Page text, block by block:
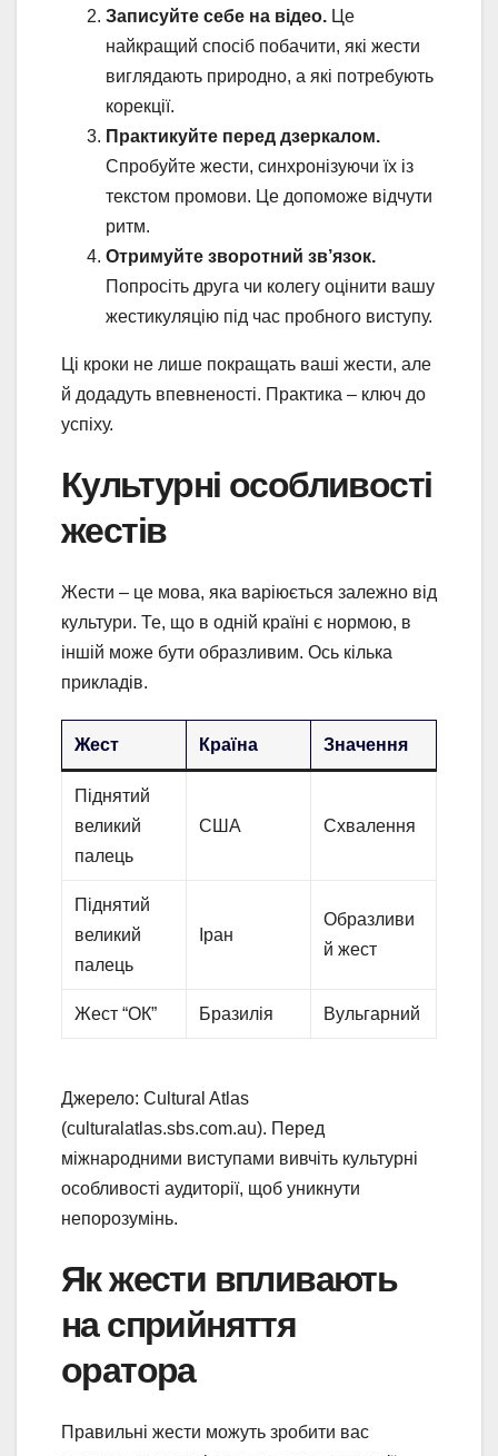
Записуйте себе на відео. Це
найкращий спосіб побачити, які жести
виглядають природно, а які потребують
корекції.
Практикуйте перед дзеркалом.
Спробуйте жести, синхронізуючи їх із
текстом промови. Це допоможе відчути
ритм.
Отримуйте зворотний зв’язок.
Попросіть друга чи колегу оцінити вашу
жестикуляцію під час пробного виступу.
Ці кроки не лише покращать ваші жести, але
й додадуть впевненості. Практика – ключ до
успіху.
Культурні особливості
жестів
Жести – це мова, яка варіюється залежно від
культури. Те, що в одній країні є нормою, в
іншій може бути образливим. Ось кілька
прикладів.
Жест Країна Значення
Піднятий
великий
палець
США Схвалення
Піднятий
великий
палець
Іран
Образливи
й жест
Жест “ОК” Бразилія Вульгарний
Джерело: Cultural Atlas
(culturalatlas.sbs.com.au). Перед
міжнародними виступами вивчіть культурні
особливості аудиторії, щоб уникнути
непорозумінь.
Як жести впливають
на сприйняття
оратора
Правильні жести можуть зробити вас